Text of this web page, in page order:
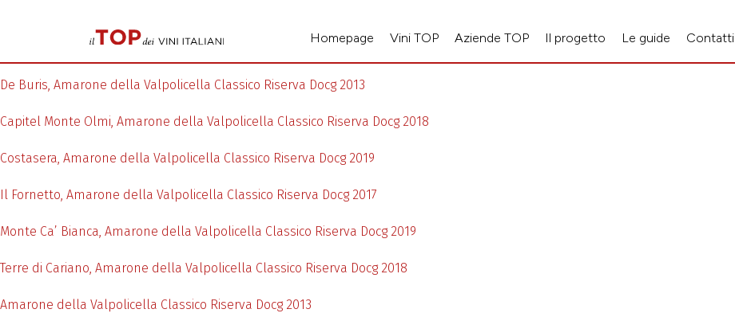
Homepage Vini TOP Aziende TOP Il progetto Le guide Contatti
De Buris, Amarone della Valpolicella Classico Riserva Docg 2013
Capitel Monte Olmi, Amarone della Valpolicella Classico Riserva Docg 2018
Costasera, Amarone della Valpolicella Classico Riserva Docg 2019
Il Fornetto, Amarone della Valpolicella Classico Riserva Docg 2017
Monte Ca’ Bianca, Amarone della Valpolicella Classico Riserva Docg 2019
Terre di Cariano, Amarone della Valpolicella Classico Riserva Docg 2018
Amarone della Valpolicella Classico Riserva Docg 2013